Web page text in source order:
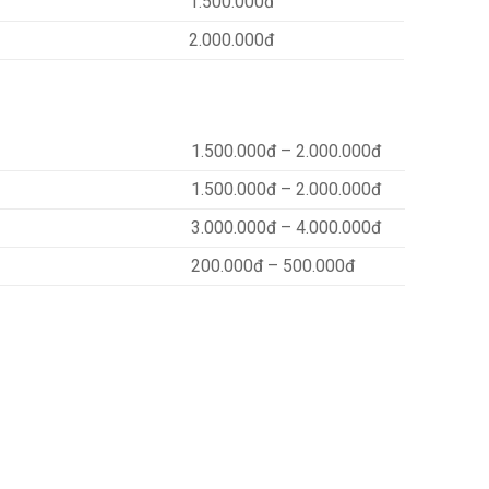
2.000.000đ
1.500.000đ – 2.000.000đ
1.500.000đ – 2.000.000đ
3.000.000đ – 4.000.000đ
200.000đ – 500.000đ